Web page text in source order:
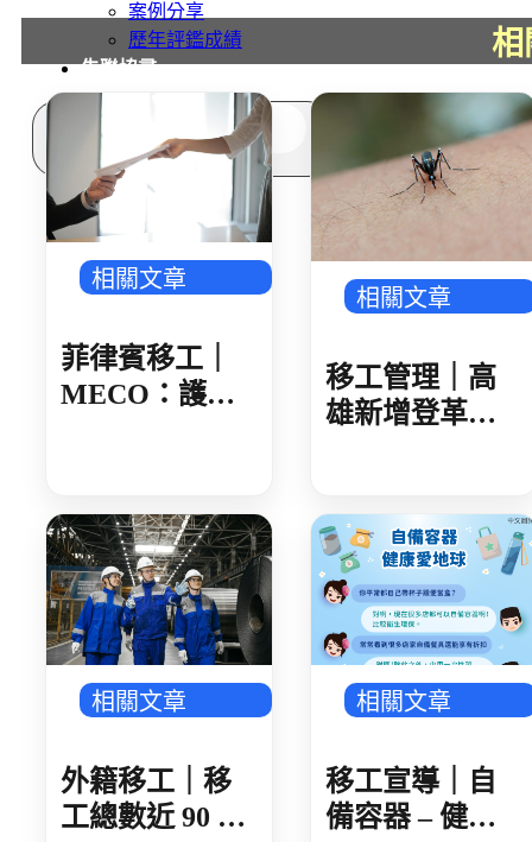
案例分享
歷年評鑑成績
失聯協尋
相
相關文章
菲律賓移工｜
MECO：護照
相關文章
移工管理｜高
雄新增登革熱
據實告知旅遊
史 遭開罰 1 萬
元
相關文章
外籍移工｜移
工總數近 90 萬
相關文章
移工宣導｜自
備容器 – 健康